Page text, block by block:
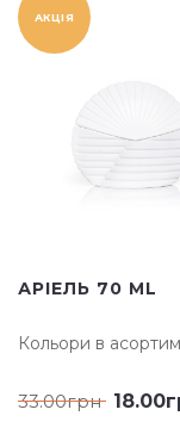
АКЦІЯ
АРІЕЛЬ 70 ML
Кольори в
33.00грн